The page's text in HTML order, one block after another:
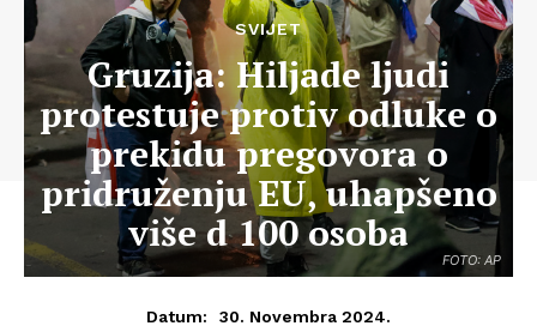
FOTO: AP
SVIJET
Gruzija: Hiljade ljudi
protestuje protiv odluke o
prekidu pregovora o
pridruženju EU, uhapšeno
više d 100 osoba
Datum: 30. Novembra 2024.